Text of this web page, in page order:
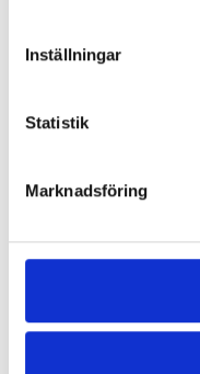
Inställningar
Statistik
Marknadsföring
att ändra i avtalet